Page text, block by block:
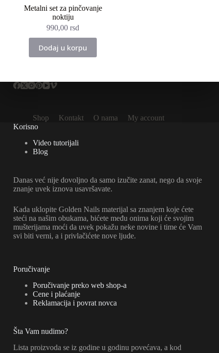
Metalni set za pinčovanje
noktiju
990,00rsd
Dodaj u korpu
Shop Kontakt O nama
My account
Korisno
Video tutorijali
Blog
Danas već nije dovoljno da samo izučite zanat, nego da svoje
znanje uvek iznova usavršavate.
Kada uklopite Golden Nails materijal sa znanjem koje ćete
steći na našim obukama, bićete među onima koji će svojim
mušterijama moći da uvek pokažu neke novine i time će Vam
svi biti verni, a i privlačićete nove ljude.
Poručivanje
Poručivanje preko web shop-a
Cene i plaćanje
Reklamacija i povrat novca
Šta Vam nudimo?
Lista proizvoda se iz godine u godinu povećava, a kod